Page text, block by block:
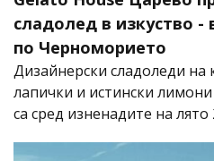
сладолед в изкуство -
по Черноморието
Дизайнерски сладоледи на
лапички и истински
са сред изненадите на лято